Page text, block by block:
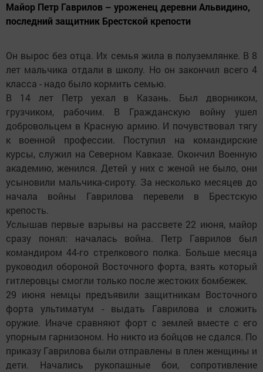
Майор Петр Гаврилов – уроженец деревни Альвидино,
последний защитник Брестской крепости
Он вырос без отца. Их семья жила в полуземлянке. В 8
лет мальчика отдали в школу. Но он закончил всего 4
класса - надо было кормить семью.
В 14 лет Петр уехал в Казань. Был дворником,
грузчиком, рабочим. В Гражданскую войну ушел
добровольцем в Красную армию. И почувствовал тягу
к военной профессии. Поступил на командирские
курсы, служил на Северном Кавказе. Окончил Военную
академию, женился. Детей у них с женой не было, они
усыновили мальчика-сироту. За несколько месяцев до
начала войны Гаврилова перевели в Брестскую
крепость.
Услышав первые взрывы на рассвете 22 июня, майор
сразу понял: началась война. Петр Гаврилов был
командиром 44-го стрелкового полка. Больше месяца
руководил обороной Восточного форта, взять который
гитлеровцы смогли только после жестоких бомбежек.
29 июня немцы предъявили защитникам Восточного
форта ультиматум - выдать Гаврилова и сложить
оружие. Иначе сравняют форт с землей вместе с его
упорным гарнизоном. Но никто из бойцов не сдался. По
приказу Гаврилова были отправлены в плен женщины и
дети. Начались рукопашные бои, сопротивление